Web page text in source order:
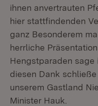
ihnen anvertrauten
hier stattfindenden
ganz Besonderem
herrliche
Hengstparaden sage
diesen Dank
unserem Gastland
Minister Hauk.